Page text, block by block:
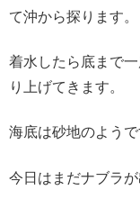
て沖から探ります。
着水したら底まで
り上げてきます。
海底は砂地のよう
今日はまだナブラ